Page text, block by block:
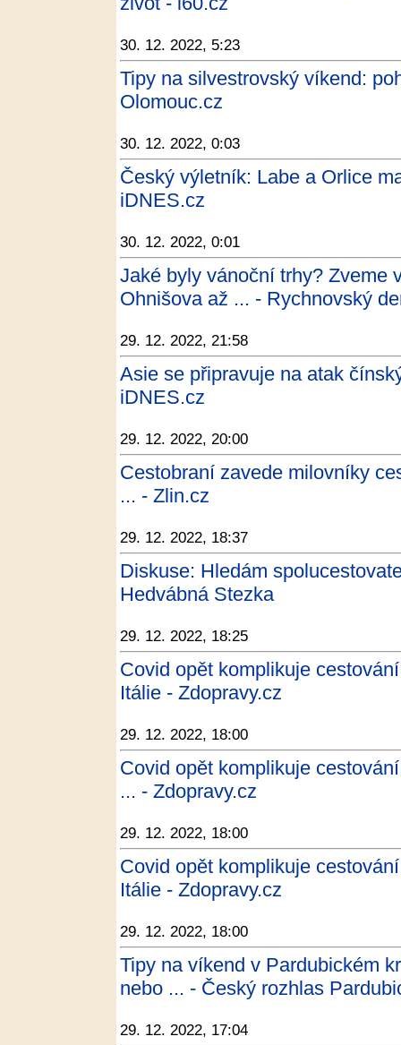
30. 12. 2022, 5:23
Tipy na silvestrovský víkend:
Olomouc.cz
30. 12. 2022, 0:03
Český výletník: Labe a Orlice
iDNES.cz
30. 12. 2022, 0:01
Jaké byly vánoční trhy? Zveme
Ohnišova až ... - Rychnovský
29. 12. 2022, 21:58
Asie se připravuje na atak
iDNES.cz
29. 12. 2022, 20:00
Cestobraní zavede milovníky
... - Zlin.cz
29. 12. 2022, 18:37
Diskuse: Hledám
Hedvábná Stezka
29. 12. 2022, 18:25
Covid opět komplikuje
Itálie - Zdopravy.cz
29. 12. 2022, 18:00
Covid opět komplikuje
... - Zdopravy.cz
29. 12. 2022, 18:00
Covid opět komplikuje
Itálie - Zdopravy.cz
29. 12. 2022, 18:00
Tipy na víkend v Pardubickém
nebo ... - Český rozhlas
29. 12. 2022, 17:04